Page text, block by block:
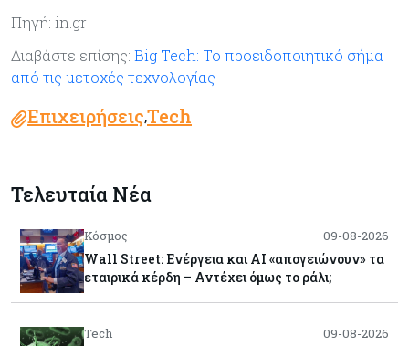
Πηγή: in.gr
Διαβάστε επίσης: Big Tech: Το προειδοποιητικό σήμα
από τις μετοχές τεχνολογίας
Επιχειρήσεις,Tech
Τελευταία Νέα
Κόσμος 09-08-2026
Wall Street: Ενέργεια και AI «απογειώνουν» τα
εταιρικά κέρδη – Αντέχει όμως το ράλι;
Tech 09-08-2026